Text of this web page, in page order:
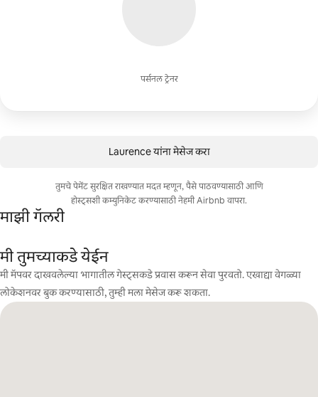
पर्सनल ट्रेनर
Laurence यांना मेसेज करा
तुमचे पेमेंट सुरक्षित राखण्यात मदत म्हणून, पैसे पाठवण्यासाठी आणि
होस्ट्सशी कम्युनिकेट करण्यासाठी नेहमी Airbnb वापरा.
माझी गॅलरी
मी तुमच्याकडे येईन
मी मॅपवर दाखवलेल्या भागातील गेस्ट्सकडे प्रवास करून सेवा पुरवतो. एखाद्या वेगळ्या
लोकेशनवर बुक करण्यासाठी, तुम्ही मला मेसेज करू शकता.